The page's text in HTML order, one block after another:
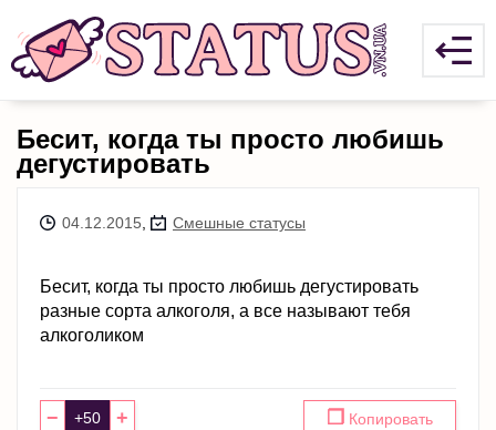
Бесит, когда ты просто любишь
дегустировать
04.12.2015 Смешные статусы
Бесит, когда ты просто любишь дегустировать
разные сорта алкоголя, а все называют тебя
алкоголиком
− + ❐ Копировать